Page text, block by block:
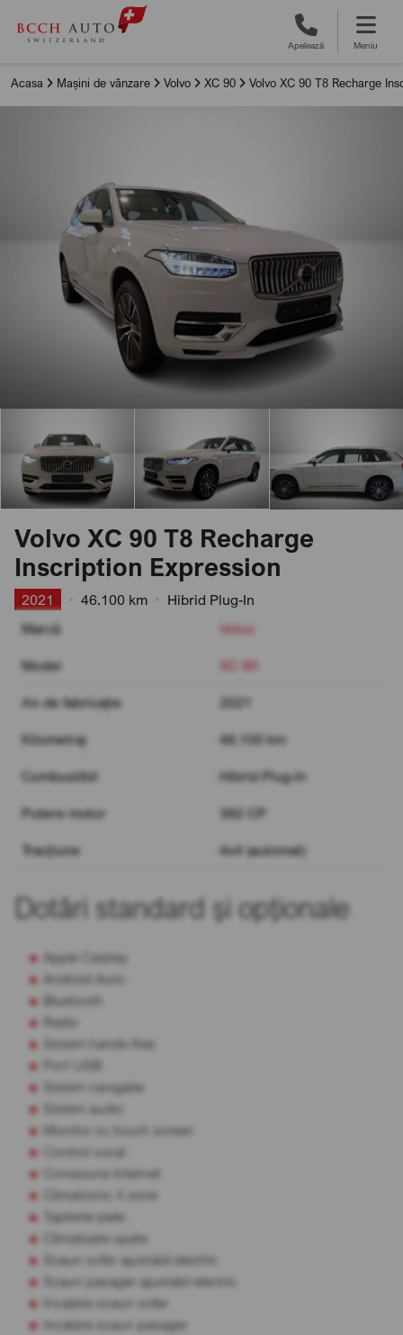
Apelează Meniu
Acasa Mașini de vânzare Volvo XC 90 Volvo XC 90 T8 Recharge
Volvo XC 90 T8 Recharge
Inscription Expression
2021 46.100 km
Hibrid Plug-In
Marcă
Volvo
Model XC 90
An de fabricație 2021
Kilometraj 46.100 km
Combustibil Hibrid Plug-In
Putere motor 392 CP
Tracțiune 4x4 (automat)
Dotări standard și opționale
Apple Carplay
Android Auto
Bluetooth
Radio
Sistem hands-free
Port USB
Sistem navigatie
Sistem audio
Monitor cu touch screen
Control vocal
Conexiune Internet
Climatronic 4 zone
Tapiterie piele
Climatizare spate
Scaun sofer ajustabil electric
Scaun pasager ajustabil electric
Incalzire scaun sofer
Incalzire scaun pasager